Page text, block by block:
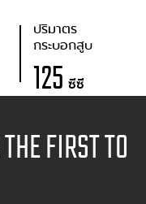
ปริมาตร
กระบอกสูบ
125 ซีซี
FIRST TO